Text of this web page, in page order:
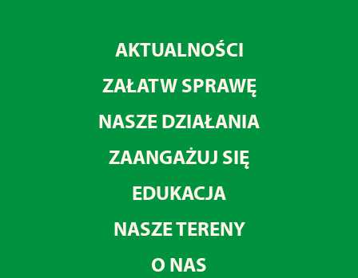
AKTUALNOŚCI
ZAŁATW SPRAWĘ
NASZE DZIAŁANIA
ZAANGAŻUJ SIĘ
EDUKACJA
NASZE TERENY
O NAS